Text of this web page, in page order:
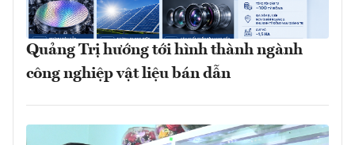
Quảng Trị hướng tới hình thành ngành
công nghiệp vật liệu bán dẫn